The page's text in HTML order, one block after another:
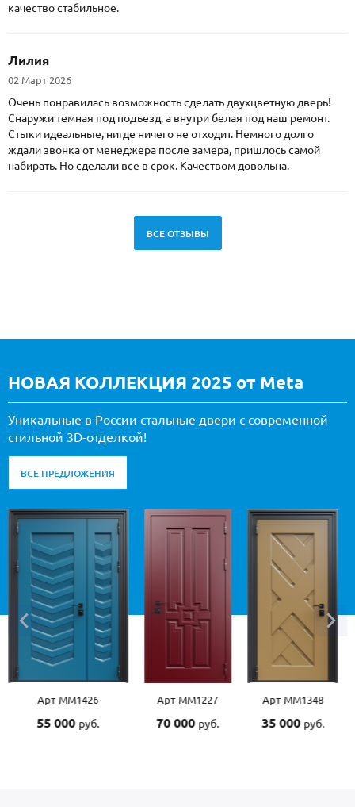
качество стабильное.
Лилия
02 Март 2026
Очень понравилась возможность сделать двухцветную дверь!
Снаружи темная под подъезд, а внутри белая под наш ремонт.
Стыки идеальные, нигде ничего не отходит. Немного долго
ждали звонка от менеджера после замера, пришлось самой
набирать. Но сделали все в срок. Качеством довольна.
ВСЕ ОТЗЫВЫ
НОВАЯ КОЛЛЕКЦИЯ 2025 от Meta
Уникальные в России стальные двери с современной
стильной 3D-отделкой!
ВСЕ ПРЕДЛОЖЕНИЯ
Арт-ММ1426
55 000 руб.
Арт-ММ1227
70 000 руб.
Арт-ММ1348
35 000 руб.